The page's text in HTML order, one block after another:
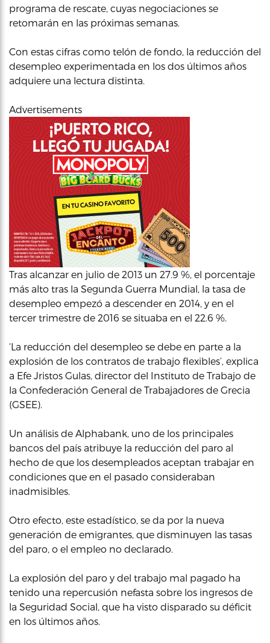
programa de rescate, cuyas negociaciones se
retomarán en las próximas semanas.
Con estas cifras como telón de fondo, la reducción del
desempleo experimentada en los dos últimos años
adquiere una lectura distinta.
Advertisements
Tras alcanzar en julio de 2013 un 27.9 %, el porcentaje
más alto tras la Segunda Guerra Mundial, la tasa de
desempleo empezó a descender en 2014, y en el
tercer trimestre de 2016 se situaba en el 22.6 %.
‘La reducción del desempleo se debe en parte a la
explosión de los contratos de trabajo flexibles’, explica
a Efe Jristos Gulas, director del Instituto de Trabajo de
la Confederación General de Trabajadores de Grecia
(GSEE).
Un análisis de Alphabank, uno de los principales
bancos del país atribuye la reducción del paro al
hecho de que los desempleados aceptan trabajar en
condiciones que en el pasado consideraban
inadmisibles.
Otro efecto, este estadístico, se da por la nueva
generación de emigrantes, que disminuyen las tasas
del paro, o el empleo no declarado.
La explosión del paro y del trabajo mal pagado ha
tenido una repercusión nefasta sobre los ingresos de
la Seguridad Social, que ha visto disparado su déficit
en los últimos años.